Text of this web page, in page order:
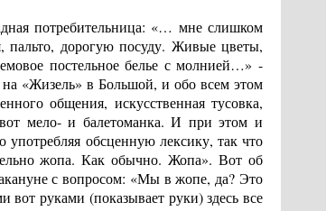
потребительница: «… мне слишком
дорогую посуду. Живые цветы,
постельное белье с молнией…» -
«Жизель» в Большой, и обо всем этом
общения, искусственная тусовка,
мело- и балетоманка. И при этом и
обсценную лексику, так что
жопа. Как обычно. Жопа». Вот об
с вопросом: «Мы в жопе, да? Это
руками (показывает руки) здесь все